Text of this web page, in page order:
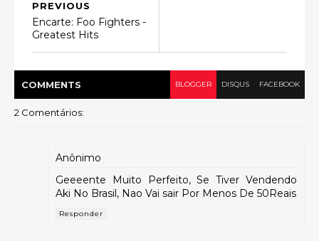
PREVIOUS
Encarte: Foo Fighters -
Greatest Hits
COMMENTS BLOGGER DISQUS FACEBOOK
2 Comentários:
Anônimo
Geeeente Muito Perfeito, Se Tiver Vendendo
Aki No Brasil, Nao Vai sair Por Menos De 50Reais
Responder